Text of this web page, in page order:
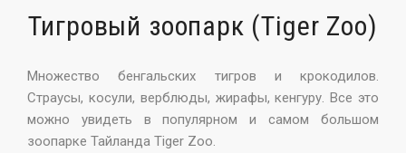
Тигровый зоопарк (Tiger Zoo)
Множество бенгальских тигров и крокодилов.
Страусы, косули, верблюды, жирафы, кенгуру. Все это
можно увидеть в популярном и самом большом
зоопарке Тайланда Tiger Zoo.